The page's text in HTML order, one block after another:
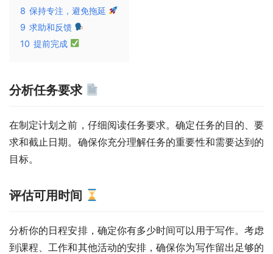
8 保持专注，避免拖延
9 求助和反馈
10 提前完成
分析任务要求
在制定计划之前，仔细阅读任务要求。确定任务的目的、要
求和截止日期。确保你充分理解任务的重要性和需要达到的
目标。
评估可用时间
分析你的日程安排，确定你有多少时间可以用于写作。考虑
到课程、工作和其他活动的安排，确保你为写作留出足够的